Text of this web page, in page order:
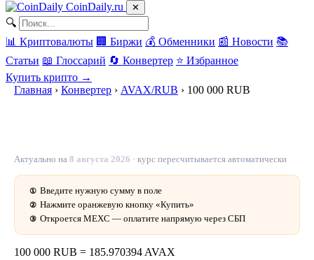
CoinDaily.ru ✕
🔍
📊 Криптовалюты 🏢 Биржи 💰 Обменники 📰 Новости 📚
Статьи 📖 Глоссарий 🔄 Конвертер ⭐ Избранное
Купить крипто →
Главная › Конвертер › AVAX/RUB › 100 000 RUB
Актуально на 8 августа 2026 · курс пересчитывается автоматически
① Введите нужную сумму в поле
② Нажмите оранжевую кнопку «Купить»
③ Откроется MEXC — оплатите напрямую через СБП
100 000 RUB = 185.970394 AVAX